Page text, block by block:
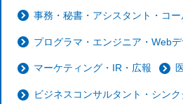
事務・秘書・アシスタント・コ
プログラマ・エンジニア・Web
マーケティング・IR・広報
ビジネスコンサルタント・シン